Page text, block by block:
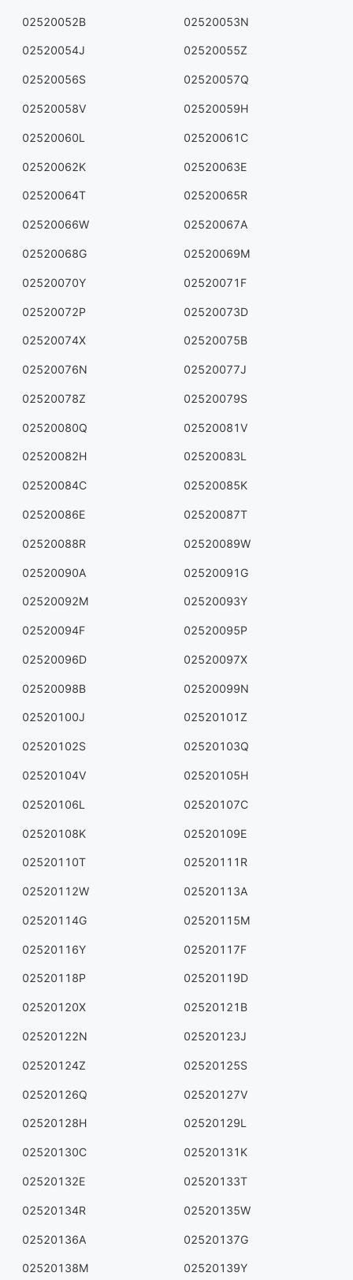
02520052B 02520053N
02520054J 02520055Z
02520056S 02520057Q
02520058V 02520059H
02520060L 02520061C
02520062K 02520063E
02520064T 02520065R
02520066W 02520067A
02520068G 02520069M
02520070Y 02520071F
02520072P 02520073D
02520074X 02520075B
02520076N 02520077J
02520078Z 02520079S
02520080Q 02520081V
02520082H 02520083L
02520084C 02520085K
02520086E 02520087T
02520088R 02520089W
02520090A 02520091G
02520092M 02520093Y
02520094F 02520095P
02520096D 02520097X
02520098B 02520099N
02520100J 02520101Z
02520102S 02520103Q
02520104V 02520105H
02520106L 02520107C
02520108K 02520109E
02520110T 02520111R
02520112W 02520113A
02520114G 02520115M
02520116Y 02520117F
02520118P 02520119D
02520120X 02520121B
02520122N 02520123J
02520124Z 02520125S
02520126Q 02520127V
02520128H 02520129L
02520130C 02520131K
02520132E 02520133T
02520134R 02520135W
02520136A 02520137G
02520138M 02520139Y